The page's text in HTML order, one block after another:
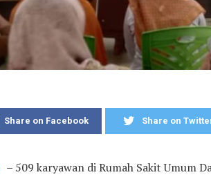
Share on Facebook Share on
– 509 karyawan di Rumah Sakit Umum